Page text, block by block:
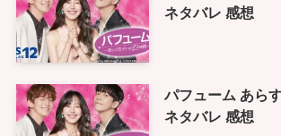
ネタバレ 感想
パフューム あら
ネタバレ 感想